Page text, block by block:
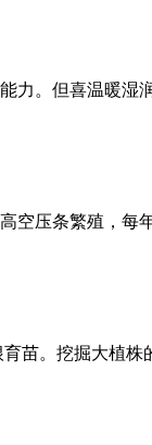
。但喜温暖湿
条繁殖，每
苗。挖掘大植